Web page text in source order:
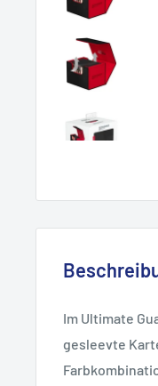
Im Ultimate
gesleevte